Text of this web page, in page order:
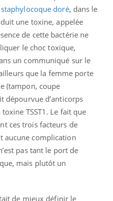
staphylocoque doré, dans le
une toxine, appelée
de cette bactérie ne
le choc toxique,
un communiqué sur le
que la femme porte
(tampon, coupe
dépourvue d’anticorps
TSST1. Le fait que
ces trois facteurs de
aucune complication
pas tant le port de
mais plutôt un
de mieux définir le